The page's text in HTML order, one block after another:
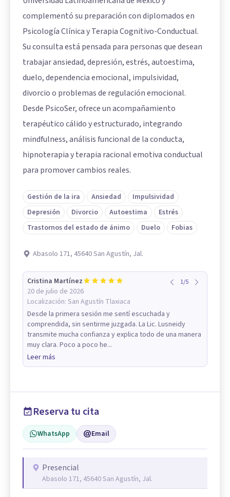
complementó su preparación con diplomados en
Psicología Clínica y Terapia Cognitivo-Conductual.
Su consulta está pensada para personas que desean
trabajar ansiedad, depresión, estrés, autoestima,
duelo, dependencia emocional, impulsividad,
divorcio o problemas de regulación emocional.
Desde PsicoSer, ofrece un acompañamiento
terapéutico cálido y estructurado, integrando
mindfulness, análisis funcional de la conducta,
hipnoterapia y terapia racional emotiva conductual
para promover cambios reales.
Gestión de la ira Ansiedad
Impulsividad
Depresión
Divorcio Autoestima
Estrés
Trastornos del estado de ánimo
Duelo Fobias
Abasolo 171, 45640 San Agustín, Jal.
Cristina Martínez
20 de julio de 2026
Localización: San Agustín Tlaxiaca
1/5
Desde la primera sesión me sentí escuchada y
comprendida, sin sentirme juzgada. La Lic. Lusneidy
transmite mucha confianza y explica todo de una manera
muy clara. Poco a poco he...
Leer más
Reserva tu cita
WhatsApp Email
Presencial
Abasolo 171, 45640 San Agustín, Jal.